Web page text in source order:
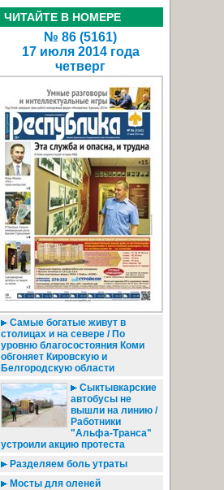
ЧИТАЙТЕ В НОМЕРЕ
№ 86 (5161)
17 июля 2014 года
четверг
Самые богатые живут в
столицах и на севере / По
уровню благосостояния Коми
обгоняет Кировскую и
Белгородскую области
Сыктывкарские
автобусы не
вышли на линию /
Работники
"Альфа-Транса"
устроили акцию протеста
Разделяем боль утраты
Мосты для оленей